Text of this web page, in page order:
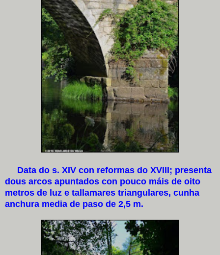
Data do s. XIV con reformas do XVIII; presenta
dous arcos apuntados con pouco máis de oito
metros de luz e tallamares triangulares, cunha
anchura media de paso de 2,5 m.